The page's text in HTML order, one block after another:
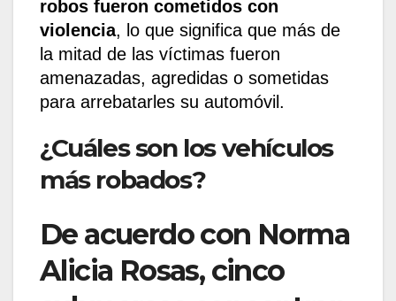
robos fueron cometidos con
violencia, lo que significa que más de
la mitad de las víctimas fueron
amenazadas, agredidas o sometidas
para arrebatarles su automóvil.
¿Cuáles son los vehículos
más robados?
De acuerdo con Norma
Alicia Rosas, cinco